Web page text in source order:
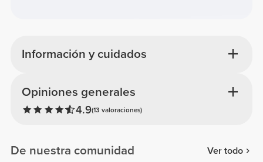
Información y cuidados
Opiniones generales
4.9(13 valoraciones)
De nuestra comunidad Ver todo